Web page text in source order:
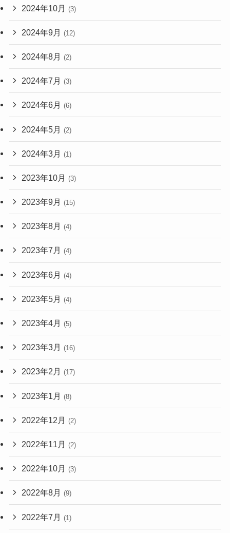
2024年10月 (3)
2024年9月 (12)
2024年8月 (2)
2024年7月 (3)
2024年6月 (6)
2024年5月 (2)
2024年3月 (1)
2023年10月 (3)
2023年9月 (15)
2023年8月 (4)
2023年7月 (4)
2023年6月 (4)
2023年5月 (4)
2023年4月 (5)
2023年3月 (16)
2023年2月 (17)
2023年1月 (8)
2022年12月 (2)
2022年11月 (2)
2022年10月 (3)
2022年8月 (9)
2022年7月 (1)